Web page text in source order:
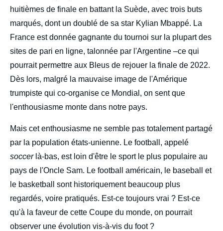
huitièmes de finale en battant la Suède, avec trois buts
marqués, dont un doublé de sa star Kylian Mbappé. La
France est donnée gagnante du tournoi sur la plupart des
sites de pari en ligne, talonnée par l'Argentine –ce qui
pourrait permettre aux Bleus de rejouer la finale de 2022.
Dès lors, malgré la mauvaise image de l'Amérique
trumpiste qui co-organise ce Mondial, on sent que
l'enthousiasme monte dans notre pays.
Mais cet enthousiasme ne semble pas totalement partagé
par la population états-unienne. Le football, appelé
soccerlà-bas, est loin d'être le sport le plus populaire au
pays de l'Oncle Sam. Le football américain, le baseball et
le basketball sont historiquement beaucoup plus
regardés, voire pratiqués. Est-ce toujours vrai ? Est-ce
qu'à la faveur de cette Coupe du monde, on pourrait
observer une évolution vis-à-vis du foot ?